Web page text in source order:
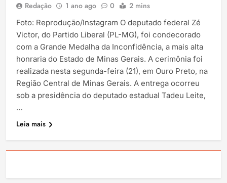
Redação 1 ano ago 0 2 mins
Foto: Reprodução/Instagram O deputado federal Zé
Victor, do Partido Liberal (PL-MG), foi condecorado
com a Grande Medalha da Inconfidência, a mais alta
honraria do Estado de Minas Gerais. A cerimônia foi
realizada nesta segunda-feira (21), em Ouro Preto, na
Região Central de Minas Gerais. A entrega ocorreu
sob a presidência do deputado estadual Tadeu Leite,
…
Leia mais